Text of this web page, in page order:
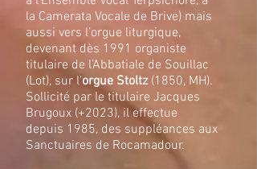
la Camerata Vocale de Brive) mais
aussi vers l’orgue liturgique,
devenant dès 1991 organiste
titulaire de l’Abbatiale de Souillac
(Lot), sur l'orgue Stoltz(1850, MH).
Sollicité par le titulaire Jacques
Brugoux (+2023), il effectue
depuis 1985, des suppléances aux
Sanctuaires de Rocamadour.